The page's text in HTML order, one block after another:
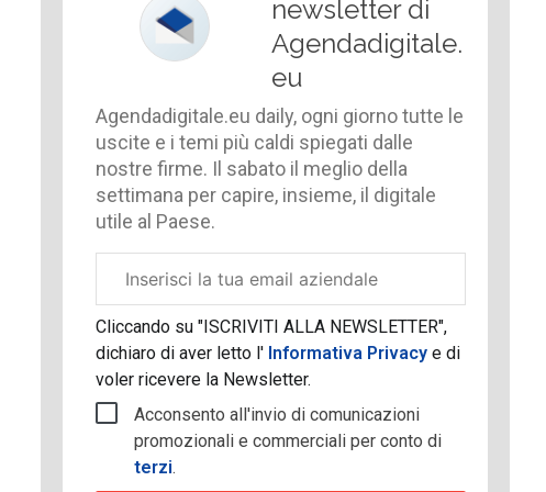
newsletter di
Agendadigitale.
eu
Agendadigitale.eu daily, ogni giorno tutte le
uscite e i temi più caldi spiegati dalle
nostre firme. Il sabato il meglio della
settimana per capire, insieme, il digitale
utile al Paese.
aziendale
Cliccando su "ISCRIVITI ALLA NEWSLETTER",
dichiaro di aver letto l' Informativa Privacye di
voler ricevere la Newsletter.
Acconsento all'invio di comunicazioni
promozionali e commerciali per conto di
terzi.